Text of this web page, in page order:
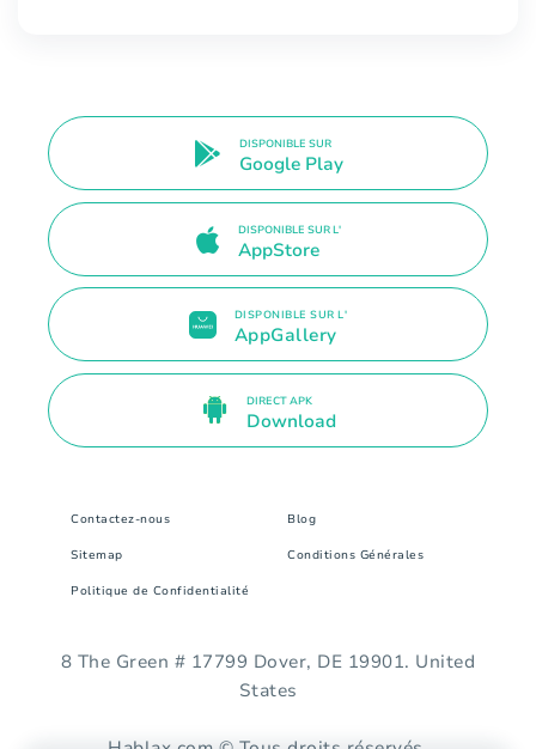
DISPONIBLE SUR
Google Play
DISPONIBLE SUR L'
AppStore
DISPONIBLE SUR L'
AppGallery
DIRECT APK
Download
Contactez-nous Blog
Sitemap Conditions Générales
Politique de Confidentialité
8 The Green # 17799 Dover, DE 19901. United
States